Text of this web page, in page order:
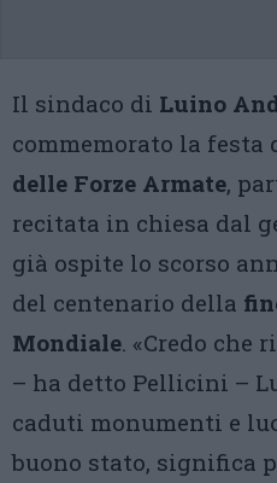
Il sindaco di Luino
commemorato la festa
delle Forze Armate,
recitata in chiesa dal
già ospite lo scorso
del centenario della
Mondiale. «Credo che
– ha detto Pellicini –
caduti monumenti e
buono stato, significa